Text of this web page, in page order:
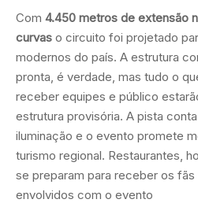
Com 4.450 metros de extensão
curvas o circuito foi projetado
modernos do país. A estrutura
pronta, é verdade, mas tudo o
receber equipes e público
estrutura provisória. A pista
iluminação e o evento promete
turismo regional. Restaurantes,
se preparam para receber os
envolvidos com o evento